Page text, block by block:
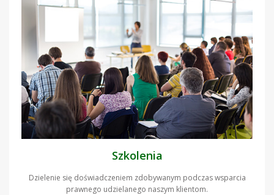
Szkolenia
Dzielenie się doświadczeniem zdobywanym podczas wsparcia
prawnego udzielanego naszym klientom.